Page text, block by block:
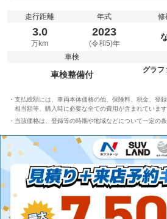
走行距離
3.0
万km
年式
2023
(令和5)年
修
車検
車検整備付
グラフ
支払総額には、車両本体価格の他、保険料、税金、登
相当額等、購入時に必要な全ての費用が含まれています
当該価格は、登録等の時期や地域などについて一定の